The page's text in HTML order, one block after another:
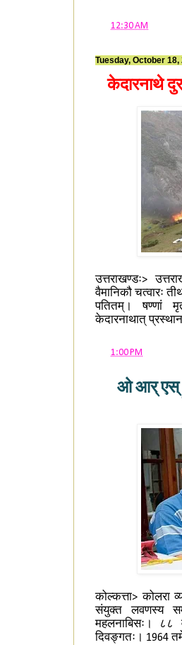
12:30 AM
Tuesday, October 18,
केदारनाथे
उत्तराखण्डः>
वैमानिकौ चत्वारः
पतितम्। षण्णां
केदारनाथात्
1:00 PM
ओ आर् एस्
कोल्कत्ता> कोलरा
संयुक्त लवणस्य
महलनाबिसः। ८८
दिवङ्गतः। 1964